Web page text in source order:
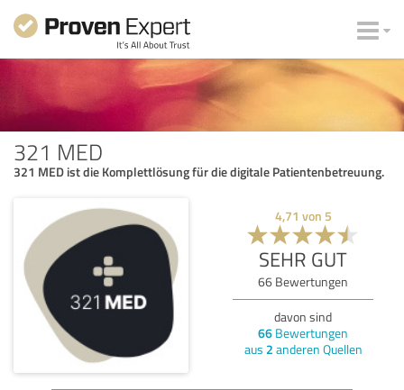
321 MED
321 MED ist die Komplettlösung für die digitale Patientenbetreuung.
4,71 von 5
SEHR GUT
66 Bewertungen
davon sind
66 Bewertungen
aus 2 anderen Quellen